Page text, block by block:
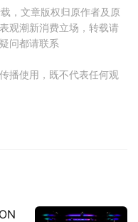
，文章版权归原作者及原
观潮新消费立场，转载请
问都请联系
播使用，既不代表任何观